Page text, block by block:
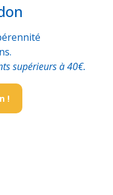
supérieurs à 40€.
!